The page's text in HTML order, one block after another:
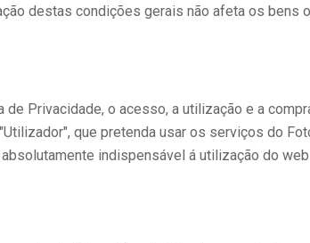
destas condições gerais não afeta os bens
Privacidade, o acesso, a utilização e a
que pretenda usar os serviços do
indispensável á utilização do